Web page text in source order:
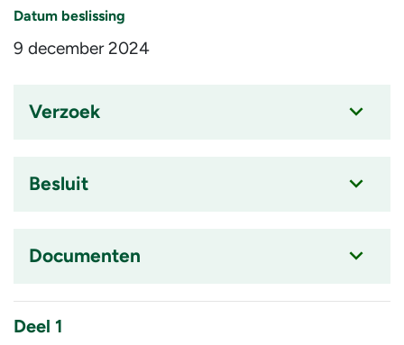
Datum beslissing
9 december 2024
Verzoek
is
Besluit
is
Documenten
item
is
Deel 1